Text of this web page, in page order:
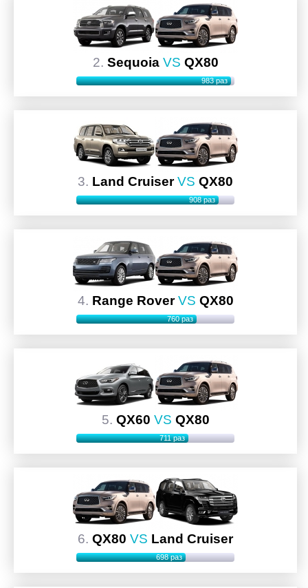
2. Sequoia VS QX80
983 раз
3. Land Cruiser VS QX80
908 раз
4. Range Rover VS QX80
760 раз
5. QX60 VS QX80
711 раз
6. QX80 VS Land Cruiser
698 раз